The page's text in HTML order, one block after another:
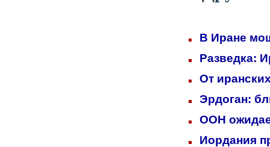
В Иране
Разведка:
От
Эрдоган:
ООН
Иордания